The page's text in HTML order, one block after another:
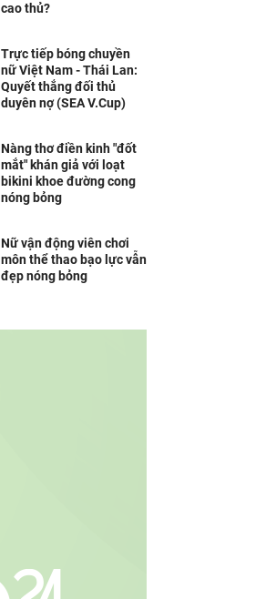
cao thủ?
Trực tiếp bóng chuyền
nữ Việt Nam - Thái Lan:
Quyết thắng đối thủ
duyên nợ (SEA V.Cup)
Nàng thơ điền kinh "đốt
mắt" khán giả với loạt
bikini khoe đường cong
nóng bỏng
Nữ vận động viên chơi
môn thể thao bạo lực vẫn
đẹp nóng bỏng